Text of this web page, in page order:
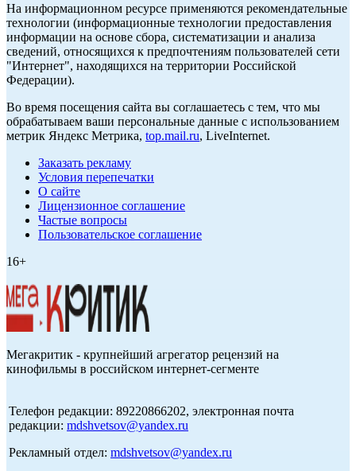
На информационном ресурсе применяются рекомендательные
технологии (информационные технологии предоставления
информации на основе сбора, систематизации и анализа
сведений, относящихся к предпочтениям пользователей сети
"Интернет", находящихся на территории Российской
Федерации).
Во время посещения сайта вы соглашаетесь с тем, что мы
обрабатываем ваши персональные данные с использованием
метрик Яндекс Метрика, top.mail.ru, LiveInternet.
Заказать рекламу
Условия перепечатки
О сайте
Лицензионное соглашение
Частые вопросы
Пользовательское соглашение
16+
Мегакритик - крупнейший агрегатор рецензий на
кинофильмы в российском интернет-сегменте
Телефон редакции: 89220866202, электронная почта
редакции: mdshvetsov@yandex.ru
Рекламный отдел: mdshvetsov@yandex.ru